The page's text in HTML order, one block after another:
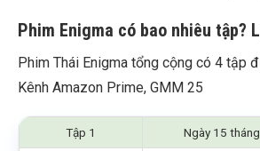
Phim Enigma có bao nhiêu tập?
Phim Thái Enigma tổng cộng có 4 tập
Kênh Amazon Prime, GMM 25
Tập 1 Ngày 15